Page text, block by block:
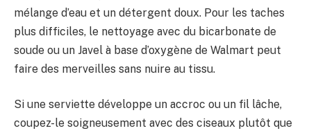
mélange d’eau et un détergent doux. Pour les taches
plus difficiles, le nettoyage avec du bicarbonate de
soude ou un Javel à base d’oxygène de Walmart peut
faire des merveilles sans nuire au tissu.
Si une serviette développe un accroc ou un fil lâche,
coupez-le soigneusement avec des ciseaux plutôt que